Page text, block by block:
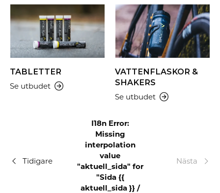
TABLETTER
Se utbudet
VATTENFLASKOR &
SHAKERS
Se utbudet
Tidigare
I18n Error:
Missing
interpolation
value
"aktuell_sida" for
"Sida {{
aktuell_sida }} /
Nästa